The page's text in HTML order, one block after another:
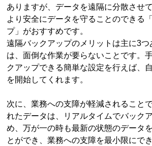
ありますが、データを遠隔に分散させ
より安全にデータを守ることのできる
プ」がおすすめです。
遠隔バックアップのメリットは主に3
は、面倒な作業が要らないことです。
クアップできる簡単な設定を行えば、
を開始してくれます。
次に、業務への支障が軽減されること
れたデータは、リアルタイムでバック
め、万が一の時も最新の状態のデータ
とができ、業務への支障を最小限にでき